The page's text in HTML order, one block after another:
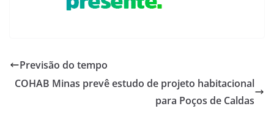
Previsão do tempo
COHAB Minas prevê estudo de projeto habitacional
para Poços de Caldas